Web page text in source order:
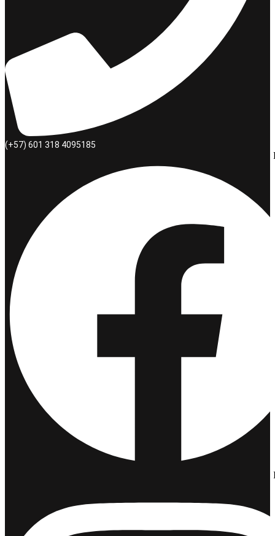
(+57) 601 318 4095185